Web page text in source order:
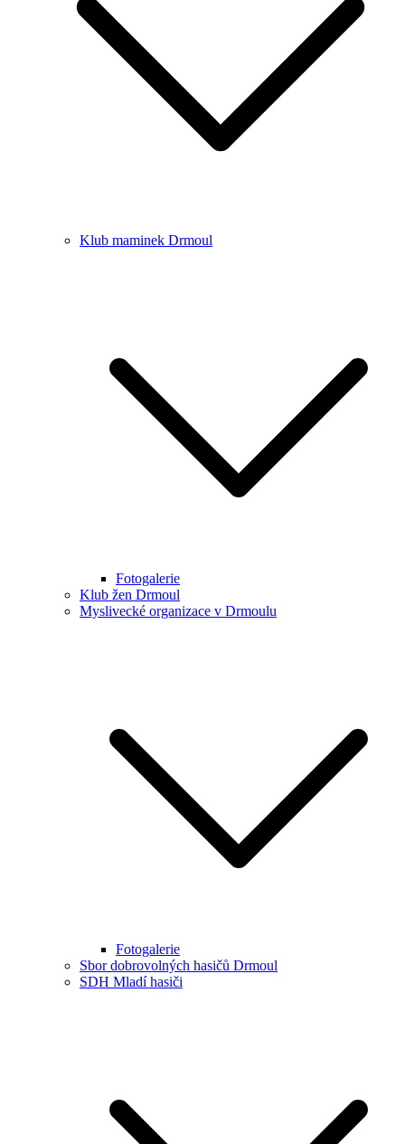
Klub maminek Drmoul
Fotogalerie
Klub žen Drmoul
Myslivecké organizace v Drmoulu
Fotogalerie
Sbor dobrovolných hasičů Drmoul
SDH Mladí hasiči